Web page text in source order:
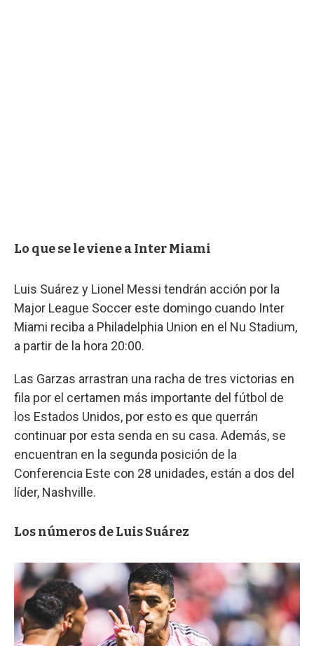
Lo que se le viene a Inter Miami
Luis Suárez y Lionel Messi tendrán acción por la
Major League Soccer este domingo cuando Inter
Miami reciba a Philadelphia Union en el Nu Stadium,
a partir de la hora 20:00.
Las Garzas arrastran una racha de tres victorias en
fila por el certamen más importante del fútbol de
los Estados Unidos, por esto es que querrán
continuar por esta senda en su casa. Además, se
encuentran en la segunda posición de la
Conferencia Este con 28 unidades, están a dos del
líder, Nashville.
Los números de Luis Suárez